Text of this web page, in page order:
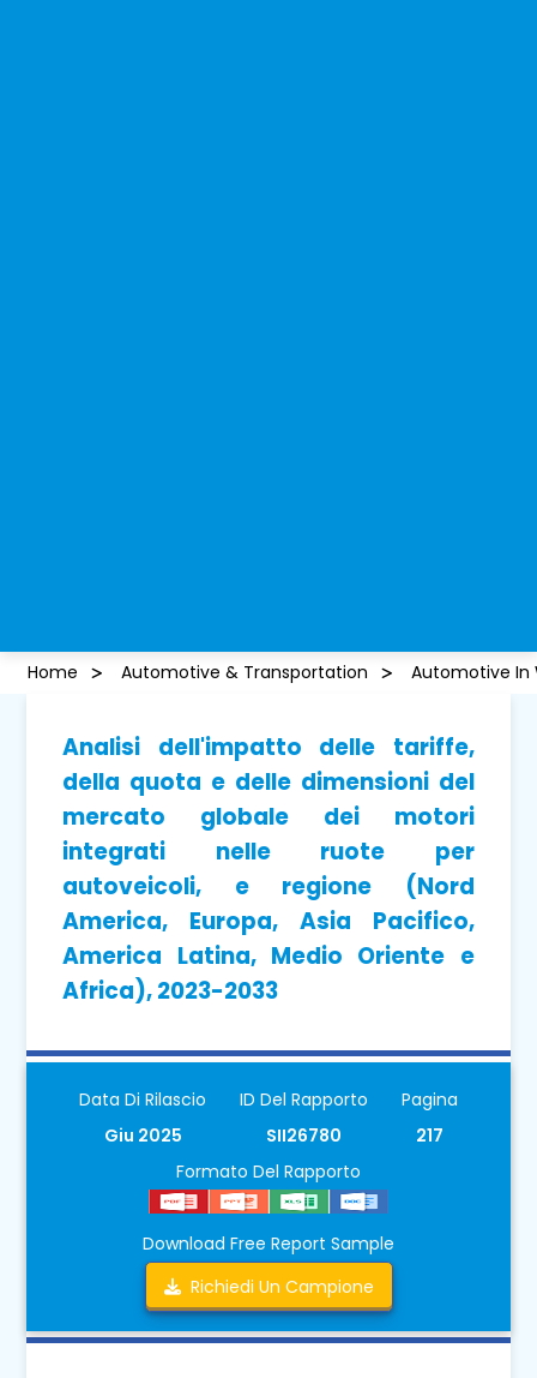
Home Automotive & Transportation Automotive In
Analisi dell'impatto delle tariffe,
della quota e delle dimensioni del
mercato globale dei motori
integrati nelle ruote per
autoveicoli, e regione (Nord
America, Europa, Asia Pacifico,
America Latina, Medio Oriente e
Africa), 2023-2033
Data Di Rilascio
Giu 2025
ID Del Rapporto
SII26780
Pagina
217
Formato Del Rapporto
Download Free Report Sample
Richiedi Un Campione